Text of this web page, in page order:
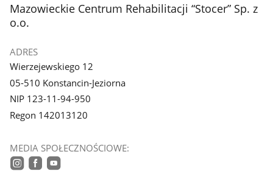
stopka
Mazowieckie Centrum Rehabilitacji “Stocer” Sp. z
o.o.
ADRES
Wierzejewskiego 12
05-510 Konstancin-Jeziorna
NIP 123-11-94-950
Regon 142013120
MEDIA SPOŁECZNOŚCIOWE: